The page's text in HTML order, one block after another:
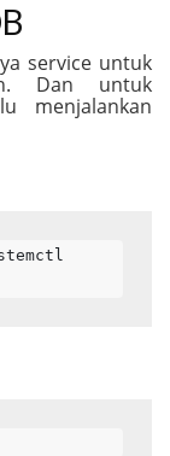
service untuk
Dan untuk
menjalankan